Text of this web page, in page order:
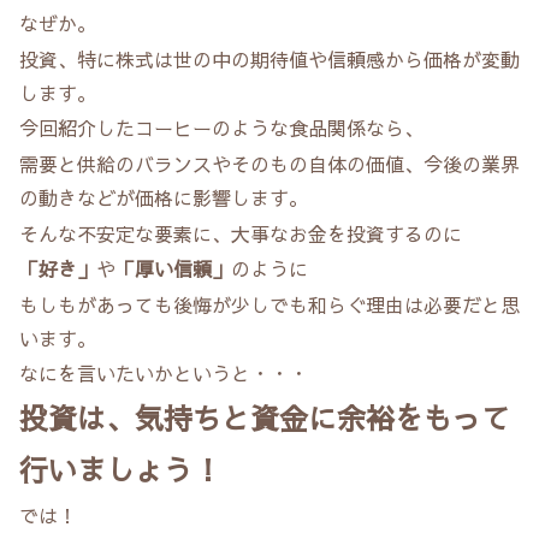
なぜか。
投資、特に株式は世の中の期待値や信頼感から価格が変動
します。
今回紹介したコーヒーのような食品関係なら、
需要と供給のバランスやそのもの自体の価値、今後の業界
の動きなどが価格に影響します。
そんな不安定な要素に、大事なお金を投資するのに
「好き」 や 「厚い信頼」 のように
もしもがあっても後悔が少しでも和らぐ理由は必要だと思
います。
なにを言いたいかというと・・・
投資は、気持ちと資金に余裕をもって
行いましょう！
では！